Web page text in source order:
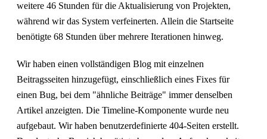
weitere 46 Stunden für die Aktualisierung von Projekten,
während wir das System verfeinerten. Allein die Startseite
benötigte 68 Stunden über mehrere Iterationen hinweg.
Wir haben einen vollständigen Blog mit einzelnen
Beitragsseiten hinzugefügt, einschließlich eines Fixes für
einen Bug, bei dem "ähnliche Beiträge" immer denselben
Artikel anzeigten. Die Timeline-Komponente wurde neu
aufgebaut. Wir haben benutzerdefinierte 404-Seiten erstellt.